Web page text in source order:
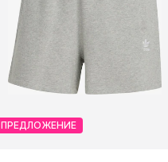
ПРЕДЛОЖЕНИЕ